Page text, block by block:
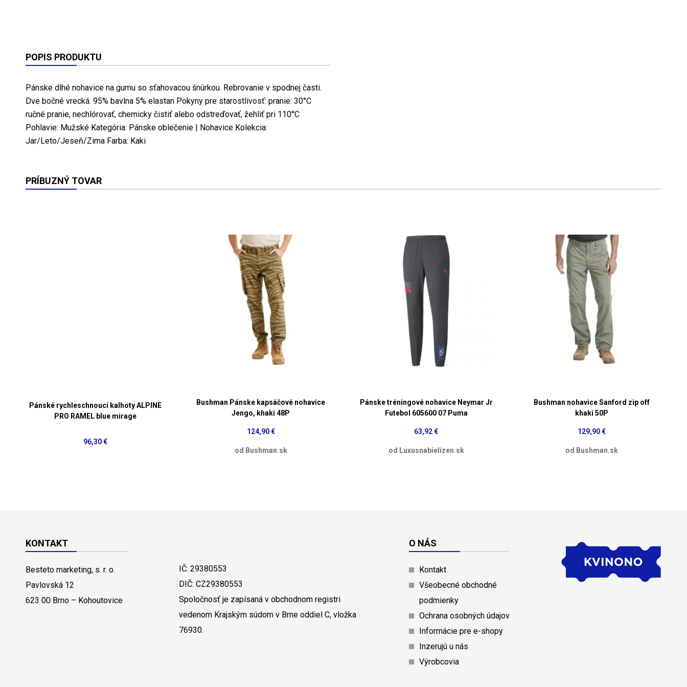
POPIS PRODUKTU
Pánske dlhé nohavice na gumu so sťahovacou šnúrkou. Rebrovanie v spodnej časti.
Dve bočné vrecká. 95% bavlna 5% elastan Pokyny pre starostlivosť: pranie: 30°C
ručné pranie, nechlórovať, chemicky čistiť alebo odstreďovať, žehliť pri 110°C
Pohlavie: Mužské Kategória: Pánske oblečenie | Nohavice Kolekcia:
Jar/Leto/Jeseň/Zima Farba: Kaki
PRÍBUZNÝ TOVAR
Pánské rychleschnoucí kalhoty ALPINE
PRO RAMEL blue mirage
96,30 €
Bushman Pánske kapsáčové nohavice
Jengo, khaki 48P
124,90 €
od Bushman.sk
Pánske tréningové nohavice Neymar Jr
Futebol 605600 07 Puma
63,92 €
od Luxusnabielizen.sk
Bushman nohavice Sanford zip off
khaki 50P
129,90 €
od Bushman.sk
KONTAKT
Besteto marketing, s. r. o.
Pavlovská 12
623 00 Brno – Kohoutovice
IČ: 29380553
DIČ: CZ29380553
Spoločnosť je zapísaná v obchodnom registri
vedenom Krajským súdom v Brne oddiel C, vložka
76930.
O NÁS
Kontakt
Všeobecné obchodné
podmienky
Ochrana osobných údajov
Informácie pre e-shopy
Inzerujú u nás
Výrobcovia